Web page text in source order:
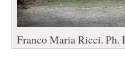
Franco Maria Ricci. Ph.